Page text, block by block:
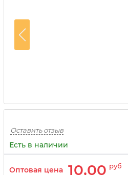
Оставить отзыв
Есть в наличии
Оптовая цена 10,00 руб